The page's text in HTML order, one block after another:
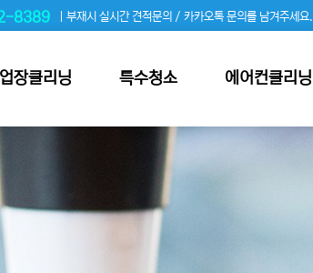
8389 | 부재시 실시간 견적문의 / 카카오톡 문의를 남겨주세요.
장클리닝 특수청소 에어컨클리닝